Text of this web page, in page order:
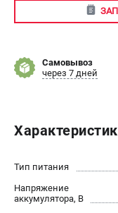
МАГАЗИНЫ
Юридическим лицам
Контакты
Правила обмена и
Самовывоз
через 7 дней
Тип питания
Напряжение
аккумулятора, В